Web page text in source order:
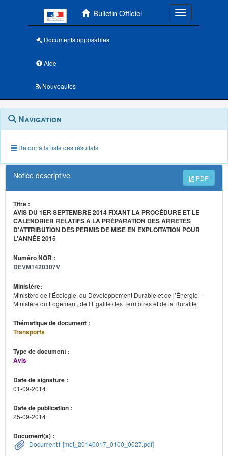
Bulletin Officiel Toggle
Documents opposables
Aide
Nouveautés
Navigation
outils
annexes
Menu
contextuel
Navigation
Retour à la liste des résultats
Notice descriptive PDF
Titre :
AVIS DU 1ER SEPTEMBRE 2014 FIXANT LA PROCÉDURE ET LE
CALENDRIER RELATIFS À LA PRÉPARATION DES ARRÊTÉS
D'ATTRIBUTION DES PERMIS DE MISE EN EXPLOITATION POUR
L'ANNÉE 2015
Numéro NOR :
DEVM1420307V
Ministère:
Ministère de l’Écologie, du Développement Durable et de l’Énergie -
Ministère du Logement, de l’Égalité des Territoires et de la Ruralité
Thématique de document :
Transports
Type de document :
Avis
Date de signature :
01-09-2014
Date de publication :
25-09-2014
Document(s) :
Document1 [met_20140017_0100_0027.pdf]